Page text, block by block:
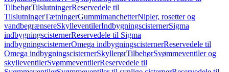
TilbehørTilslutningerReservedele til
TilslutningerTætningerGummimanchetterNipler, rosetter og
vandbegrænsereSkylleventilerIndbygningscisternerSigma
indbygningscisternerReservedele til Sigma
indbygningscisternerOmega indbygningscisternerReservedele til
Omega indbygningscisternerSkyllerørTilbehørSvømmeventiler og
skylleventilerSvømmeventilerReservedele til